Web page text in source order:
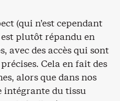
(qui n’est cependant
plutôt répandu en
avec des accès qui sont
Cela en fait des
alors que dans nos
intégrante du tissu